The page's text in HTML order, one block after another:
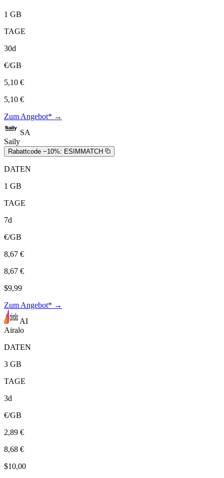
1 GB
TAGE
30d
€/GB
5,10 €
5,10 €
Zum Angebot* →
SA
Saily
Rabattcode −10%: ESIMMATCH
DATEN
1 GB
TAGE
7d
€/GB
8,67 €
8,67 €
$9,99
Zum Angebot* →
AI
Airalo
DATEN
3 GB
TAGE
3d
€/GB
2,89 €
8,68 €
$10,00